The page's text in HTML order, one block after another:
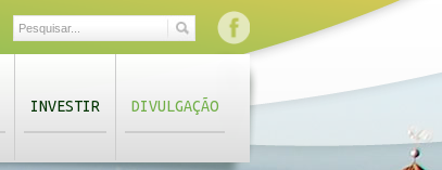
INVESTIR DIVULGAÇÃO